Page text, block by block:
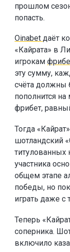
прошлом
попасть.
Oinabet даёт
«Кайрата» в
игрокам
эту сумму,
счёта должны
пополнится
фрибет,
Тогда
шотландский
титулованных
участника
общем этапе
победы, но
играть даже с
Теперь
соперника.
включило